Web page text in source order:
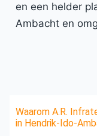
en een helder
Ambacht en
Waarom A.R.
in Hendrik-Ido-